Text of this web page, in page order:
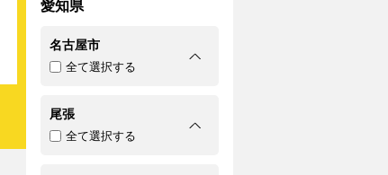
愛知県
名古屋市
全て選択する
尾張
全て選択する